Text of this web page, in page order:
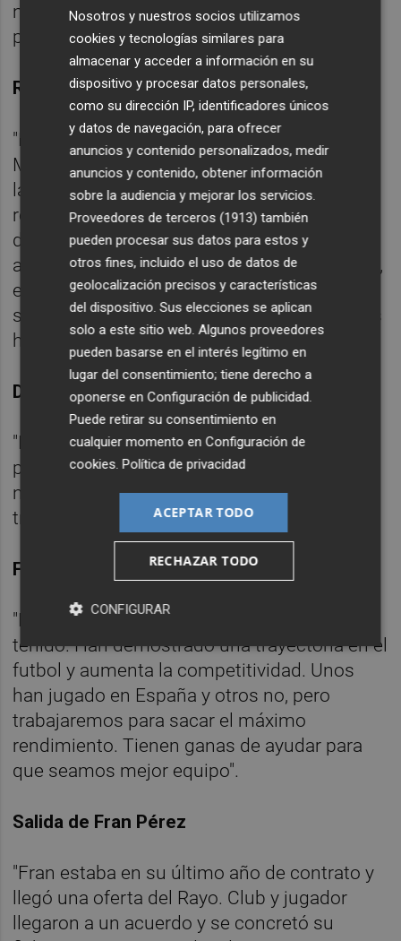
necesidades posicionales que quedan
pendientes en el equipo".
Renovaciones y Mosquera
"No entiendo la decepción por la salida de
Mosquera. Las renovaciones se dan porque
las partes tienen el mismo interés. Las
renovaciones son importantes a nivel
deportivo y de significado. Cuando renuevas
a jugadores con sentimiento de pertenencia,
es importante. Ellos se apoyan en el
sentimiento y nos hace más fuertes. Hemos
hecho un esfuerzo importante".
Delantero
"No hablo de ningún nombre (Sadiq). Se
puede detectar donde tenemos las
necesidades del equipo y estamos
trabajando en ello".
Fichajes más experimentados
"Estoy contento con los fichajes que hemos
tenido. Han demostrado una trayectoria en el
futbol y aumenta la competitividad. Unos
han jugado en España y otros no, pero
trabajaremos para sacar el máximo
rendimiento. Tienen ganas de ayudar para
que seamos mejor equipo".
Salida de Fran Pérez
"Fran estaba en su último año de contrato y
llegó una oferta del Rayo. Club y jugador
llegaron a un acuerdo y se concretó su
Nosotros y nuestros socios utilizamos
cookies y tecnologías similares para
almacenar y acceder a información en su
dispositivo y procesar datos personales,
como su dirección IP, identificadores únicos
y datos de navegación, para ofrecer
anuncios y contenido personalizados, medir
anuncios y contenido, obtener información
sobre la audiencia y mejorar los servicios.
Proveedores de terceros (1913) también
pueden procesar sus datos para estos y
otros fines, incluido el uso de datos de
geolocalización precisos y características
del dispositivo. Sus elecciones se aplican
solo a este sitio web. Algunos proveedores
pueden basarse en el interés legítimo en
lugar del consentimiento; tiene derecho a
oponerse enConfiguración de publicidad
Puede retirar su consentimiento en
cualquier momento enConfiguración de
cookies .Política de privacidad
ACEPTAR TODO
RECHAZAR TODO
CONFIGURAR